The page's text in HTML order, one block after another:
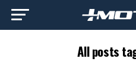
All posts